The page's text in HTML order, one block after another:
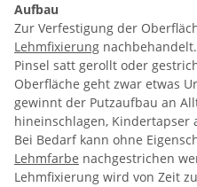
Aufbau
Zur Verfestigung der
Lehmfixierung
Pinsel satt gerollt oder
Oberfläche geht zwar etwas
gewinnt der Putzaufbau an
hineinschlagen, Kindertapser
Bei Bedarf kann ohne
Lehmfarbe nachgestrichen
Lehmfixierung wird von Zeit